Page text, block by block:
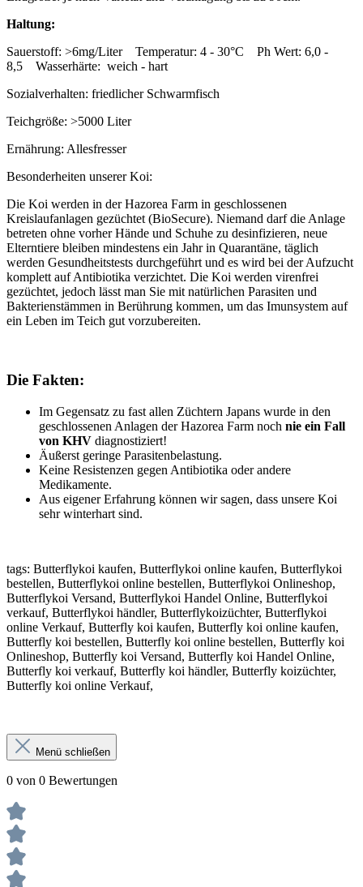
Haltung:
Sauerstoff: >6mg/Liter Temperatur: 4 - 30°C Ph Wert: 6,0 -
8,5 Wasserhärte: weich - hart
Sozialverhalten: friedlicher Schwarmfisch
Teichgröße: >5000 Liter
Ernährung: Allesfresser
Besonderheiten unserer Koi:
Die Koi werden in der Hazorea Farm in geschlossenen
Kreislaufanlagen gezüchtet (BioSecure). Niemand darf die Anlage
betreten ohne vorher Hände und Schuhe zu desinfizieren, neue
Elterntiere bleiben mindestens ein Jahr in Quarantäne, täglich
werden Gesundheitstests durchgeführt und es wird bei der Aufzucht
komplett auf Antibiotika verzichtet. Die Koi werden virenfrei
gezüchtet, jedoch lässt man Sie mit natürlichen Parasiten und
Bakterienstämmen in Berührung kommen, um das Imunsystem auf
ein Leben im Teich gut vorzubereiten.
Die Fakten:
Im Gegensatz zu fast allen Züchtern Japans wurde in den
geschlossenen Anlagen der Hazorea Farm noch nie ein Fall
von KHV diagnostiziert!
Äußerst geringe Parasitenbelastung.
Keine Resistenzen gegen Antibiotika oder andere
Medikamente.
Aus eigener Erfahrung können wir sagen, dass unsere Koi
sehr winterhart sind.
tags: Butterflykoi kaufen, Butterflykoi online kaufen, Butterflykoi
bestellen, Butterflykoi online bestellen, Butterflykoi Onlineshop,
Butterflykoi Versand, Butterflykoi Handel Online, Butterflykoi
verkauf, Butterflykoi händler, Butterflykoizüchter, Butterflykoi
online Verkauf, Butterfly koi kaufen, Butterfly koi online kaufen,
Butterfly koi bestellen, Butterfly koi online bestellen, Butterfly koi
Onlineshop, Butterfly koi Versand, Butterfly koi Handel Online,
Butterfly koi verkauf, Butterfly koi händler, Butterfly koizüchter,
Butterfly koi online Verkauf,
Menü schließen
0 von 0 Bewertungen